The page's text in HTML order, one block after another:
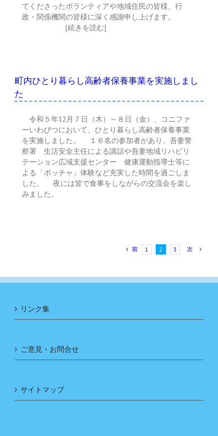
てくださったボランティアや地域住民の皆様、行
政・関係機関の皆様に深く感謝申し上げます。
[続きを読む]
町内ひとり暮らし高齢者保養事業を実施しまし
た
令和５年12月７日（木）～８日（金）、コニファ
ーいわびつにおいて、ひとり暮らし高齢者保養事業
を実施しました。 １６名の参加者があり、吾妻警
察署 生活安全主任による講話や吾妻地域リハビリ
テーション広域支援センター 健康運動指導士等に
よる「ボッチャ」体験など充実した時間を過ごしま
した。 夜には皆で食事をしながらの交流会を楽し
みました。
前 1 2 3 次
リンク集
ご意見・お問合せ
サイトマップ